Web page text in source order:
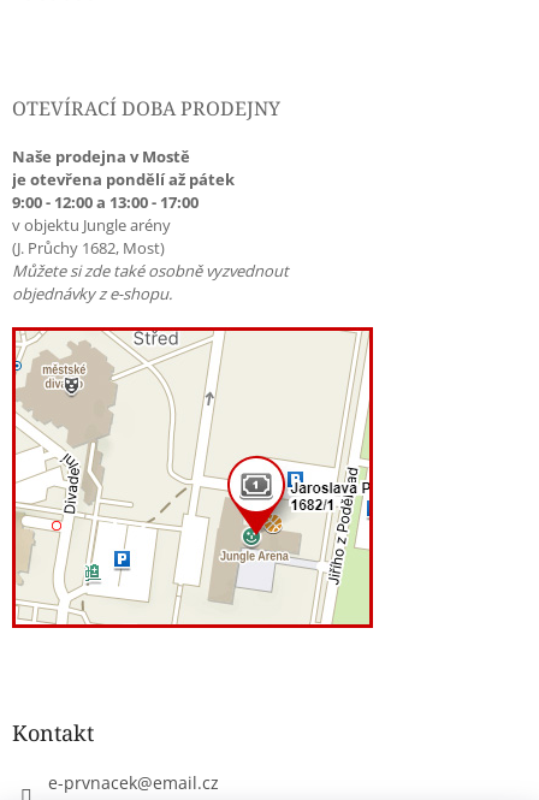
OTEVÍRACÍ DOBA PRODEJNY
Naše prodejna v Mostě
je otevřena pondělí až pátek
9:00 - 12:00 a 13:00 - 17:00
v objektu Jungle arény
(J. Průchy 1682, Most)
Můžete si zde také osobně vyzvednout
objednávky z e-shopu.
Kontakt
e-prvnacek@email.cz